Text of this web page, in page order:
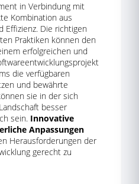
in Verbindung mit
Kombination aus
Effizienz. Die richtigen
Praktiken können den
erfolgreichen und
die verfügbaren
und bewährte
sie in der sich
besser
sein. Innovative
Anpassungen
Herausforderungen der
gerecht zu